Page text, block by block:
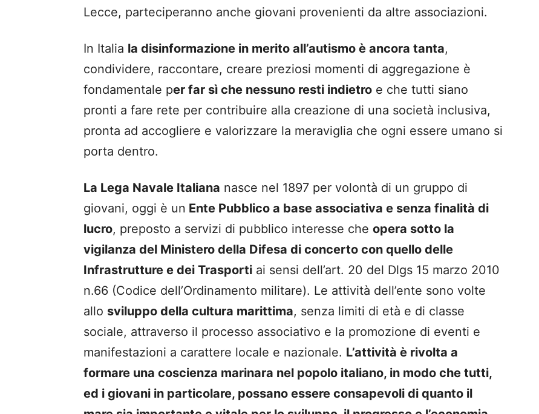
Lecce, parteciperanno anche giovani provenienti da altre associazioni.
In Italia la disinformazione in merito all’autismo è ancora tanta,
condividere, raccontare, creare preziosi momenti di aggregazione è
fondamentale per far sì che nessuno resti indietro e che tutti siano
pronti a fare rete per contribuire alla creazione di una società inclusiva,
pronta ad accogliere e valorizzare la meraviglia che ogni essere umano si
porta dentro.
La Lega Navale Italiana nasce nel 1897 per volontà di un gruppo di
giovani, oggi è un Ente Pubblico a base associativa e senza finalità di
lucro, preposto a servizi di pubblico interesse che opera sotto la
vigilanza del Ministero della Difesa di concerto con quello delle
Infrastrutture e dei Trasporti ai sensi dell’art. 20 del Dlgs 15 marzo 2010
n.66 (Codice dell’Ordinamento militare). Le attività dell’ente sono volte
allo sviluppo della cultura marittima, senza limiti di età e di classe
sociale, attraverso il processo associativo e la promozione di eventi e
manifestazioni a carattere locale e nazionale. L’attività è rivolta a
formare una coscienza marinara nel popolo italiano, in modo che tutti,
ed i giovani in particolare, possano essere consapevoli di quanto il